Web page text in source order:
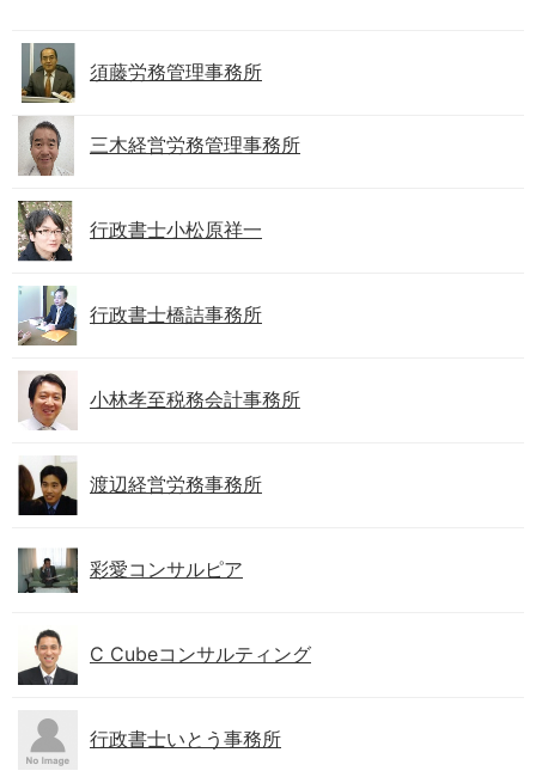
須藤労務管理事務所
三木経営労務管理事務所
行政書士小松原祥一
行政書士橋詰事務所
小林孝至税務会計事務所
渡辺経営労務事務所
彩愛コンサルピア
C Cubeコンサルティング
行政書士いとう事務所